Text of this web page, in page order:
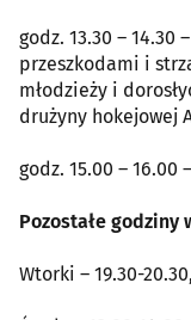
godz. 13.30 – 14.30
przeszkodami i
młodzieży i
drużyny hokejowej
godz. 15.00 – 16.00
Pozostałe godziny
Wtorki – 19.30-